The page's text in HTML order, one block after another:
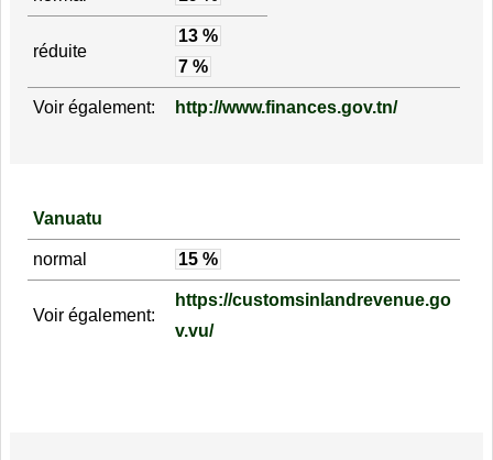
réduite
13 %
7 %
Voir également: http://www.finances.gov.tn/
Vanuatu
normal 15 %
Voir également:
https://customsinlandrevenue.go
v.vu/